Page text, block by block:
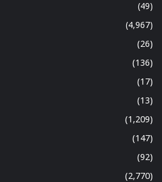
(49)
(4,967)
(26)
(136)
(17)
(13)
(1,209)
(147)
(92)
(2,770)